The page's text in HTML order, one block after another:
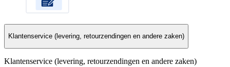
Klantenservice (levering, retourzendingen en andere zaken)
Klantenservice (levering, retourzendingen en andere zaken)